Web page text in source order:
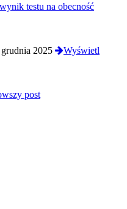
testu na obecność
2025
Wyświetl
post